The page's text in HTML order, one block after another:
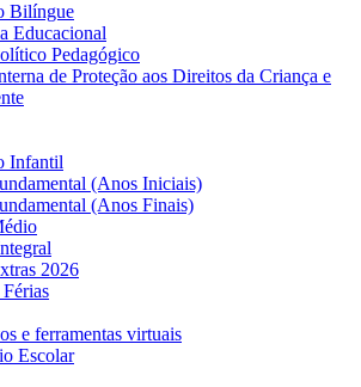
Bilíngue
Educacional
Pedagógico
de Proteção aos Direitos da Criança e
Infantil
(Anos Iniciais)
(Anos Finais)
2026
e ferramentas virtuais
Escolar